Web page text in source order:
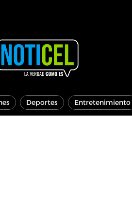
Deportes Entretenimiento